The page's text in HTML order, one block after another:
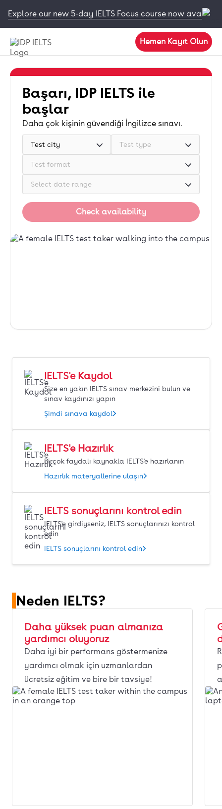
Explore our new 5-day IELTS Focus course now
Hemen Kayıt Olun
Başarı, IDP IELTS ile
başlar
Daha çok kişinin güvendiği İngilizce sınavı.
Test city Test type
Test format
Select date range
Check availability
IELTS'e Kaydol
Size en yakın IELTS sınav merkezini bulun ve
sınav kaydınızı yapın
Şimdi sınava kaydol
IELTS'e Hazırlık
Birçok faydalı kaynakla IELTS'e hazırlanın
Hazırlık materyallerine ulaşın
IELTS sonuçlarını kontrol edin
IELTS'e girdiyseniz, IELTS sonuçlarınızı kontrol
edin
IELTS sonuçlarını kontrol edin
Neden IELTS?
Daha yüksek puan almanıza
yardımcı oluyoruz
Daha iyi bir performans göstermenize
yardımcı olmak için uzmanlardan
ücretsiz eğitim ve bire bir tavsiye!